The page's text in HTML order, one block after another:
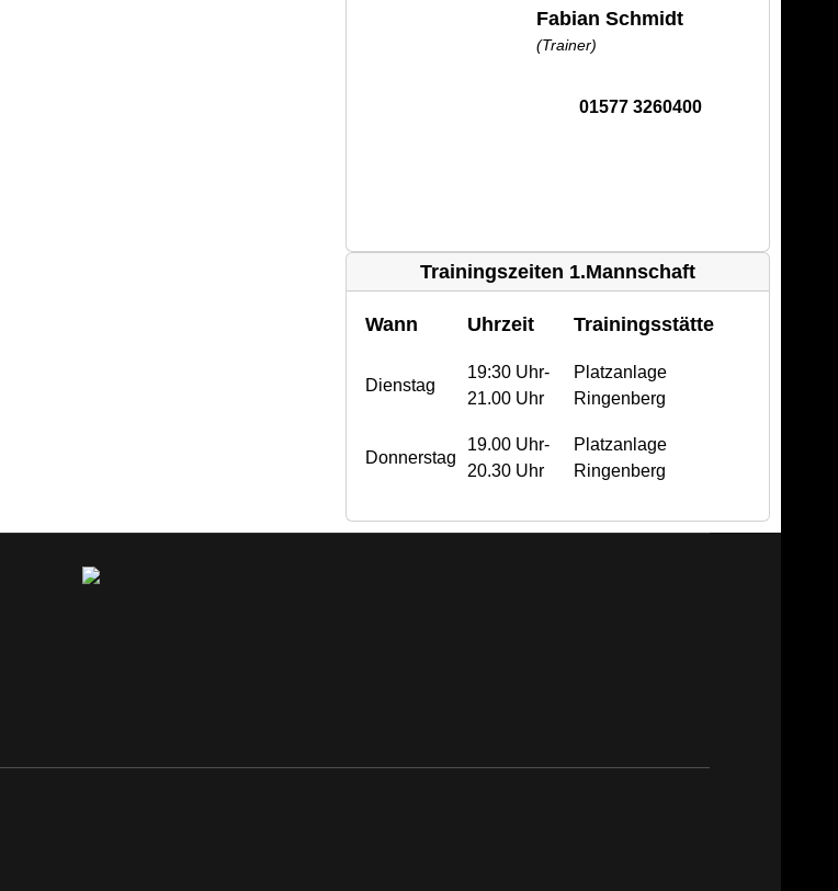
Fabian Schmidt
(Trainer)
01577 3260400
Trainingszeiten 1.Mannschaft
Wann Uhrzeit Trainingsstätte
Dienstag
19:30 Uhr-
21.00 Uhr
Platzanlage
Ringenberg
Donnerstag
19.00 Uhr-
20.30 Uhr
Platzanlage
Ringenberg